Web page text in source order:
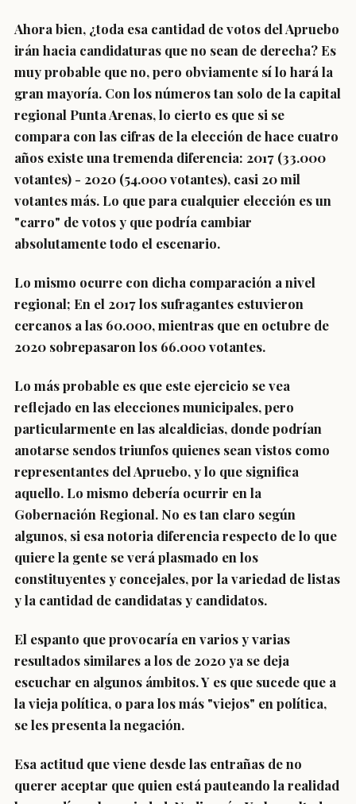
Ahora bien, ¿toda esa cantidad de votos del Apruebo
irán hacia candidaturas que no sean de derecha? Es
muy probable que no, pero obviamente sí lo hará la
gran mayoría. Con los números tan solo de la capital
regional Punta Arenas, lo cierto es que si se
compara con las cifras de la elección de hace cuatro
años existe una tremenda diferencia: 2017 (33.000
votantes) - 2020 (54.000 votantes), casi 20 mil
votantes más. Lo que para cualquier elección es un
"carro" de votos y que podría cambiar
absolutamente todo el escenario.
Lo mismo ocurre con dicha comparación a nivel
regional; En el 2017 los sufragantes estuvieron
cercanos a las 60.000, mientras que en octubre de
2020 sobrepasaron los 66.000 votantes.
Lo más probable es que este ejercicio se vea
reflejado en las elecciones municipales, pero
particularmente en las alcaldicias, donde podrían
anotarse sendos triunfos quienes sean vistos como
representantes del Apruebo, y lo que significa
aquello. Lo mismo debería ocurrir en la
Gobernación Regional. No es tan claro según
algunos, si esa notoria diferencia respecto de lo que
quiere la gente se verá plasmado en los
constituyentes y concejales, por la variedad de listas
y la cantidad de candidatas y candidatos.
El espanto que provocaría en varios y varias
resultados similares a los de 2020 ya se deja
escuchar en algunos ámbitos. Y es que sucede que a
la vieja política, o para los más "viejos" en política,
se les presenta la negación.
Esa actitud que viene desde las entrañas de no
querer aceptar que quien está pauteando la realidad